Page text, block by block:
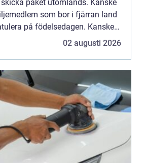
paket utomlands. Kanske
som bor i fjärran land
på födelsedagen. Kanske
02 augusti 2026